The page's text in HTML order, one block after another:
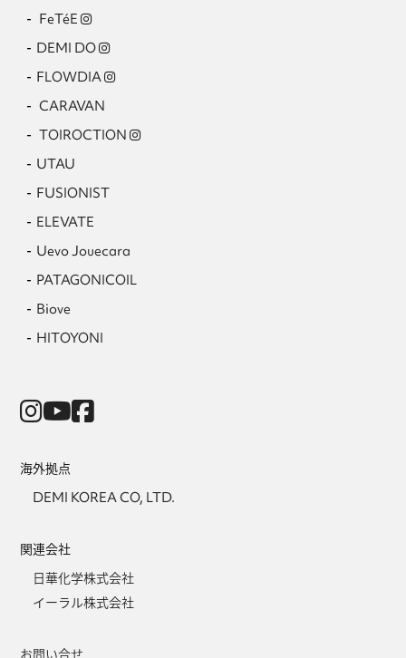
FeTéE
DEMI DO
FLOWDIA
CARAVAN
TOIROCTION
UTAU
FUSIONIST
ELEVATE
Uevo Jouecara
PATAGONICOIL
Biove
HITOYONI
海外拠点
DEMI KOREA CO, LTD.
関連会社
日華化学株式会社
イーラル株式会社